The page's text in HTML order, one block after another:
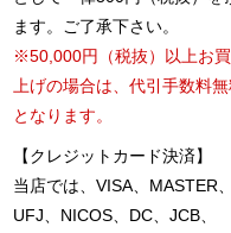
ます。ご了承下さい。
※50,000円（税抜）以上お
上げの場合は、代引手数料
となります。
【クレジットカード決済】
当店では、VISA、MASTER、
UFJ、NICOS、DC、JCB、